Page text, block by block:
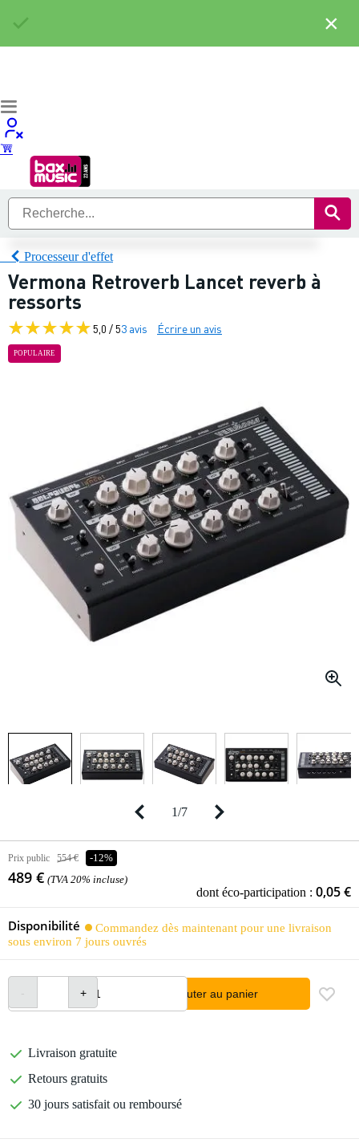
Processeur d'effet
Vermona Retroverb Lancet reverb à
ressorts
5,0 / 53 avis Écrire un avis
POPULAIRE
1/7
Prix public 554 € -12%
489 € (TVA 20% incluse)
dont éco-participation : 0,05 €
Disponibilité
Commandez dès maintenant pour une livraison
sous environ 7 jours ouvrés
Ajouter au panier
Livraison gratuite
Retours gratuits
30 jours satisfait ou remboursé
×